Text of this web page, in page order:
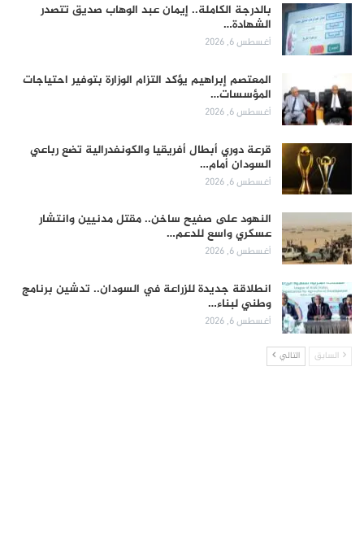
بالدرجة الكاملة.. إيمان عبد الوهاب صديق تتصدر
الشهادة…
أغسطس 6, 2026
المعتصم إبراهيم يؤكد التزام الوزارة بتوفير احتياجات
المؤسسات…
أغسطس 6, 2026
قرعة دوري أبطال أفريقيا والكونفدرالية تضع رباعي
السودان أمام…
أغسطس 6, 2026
النهود على صفيح ساخن.. مقتل مدنيين وانتشار
عسكري واسع للدعم…
أغسطس 6, 2026
انطلاقة جديدة للزراعة في السودان.. تدشين برنامج
وطني لبناء…
أغسطس 6, 2026
السابق التالي